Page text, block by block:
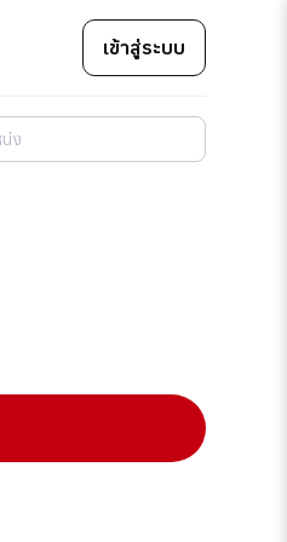
เข้าสู่ระบบ